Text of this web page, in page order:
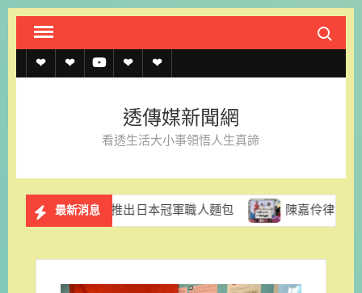
Skip
content
Search
透
約
透
上
記
透 聯
我
官
LINE
透傳媒新聞網
看透生活大小事領悟人生真諦
最新消息
拉推出日本冠軍職人麵包 陳嘉伶律師創立易勝法律事